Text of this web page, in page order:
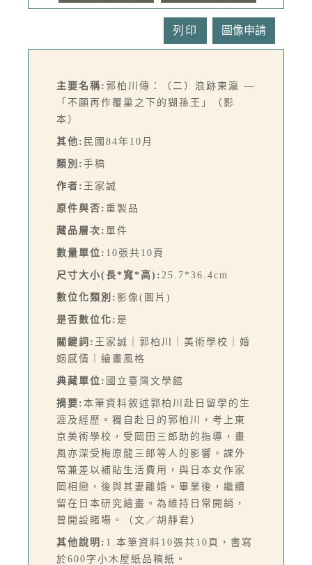
列印
主要名稱: 郭柏川傳：（二）浪跡東瀛 —
「不願再作覆巢之下的猢孫王」（影
本）
其他: 民國84年10月
類別: 手稿
作者: 王家誠
原件與否: 重製品
藏品層次: 單件
數量單位: 10張共10頁
尺寸大小(長*寬*高): 25.7*36.4cm
數位化類別: 影像(圖片)
是否數位化: 是
關鍵詞: 王家誠｜郭柏川｜美術學校｜婚
姻感情｜繪畫風格
典藏單位: 國立臺灣文學館
摘要: 本筆資料敘述郭柏川赴日留學的生
涯及經歷。獨自赴日的郭柏川，考上東
京美術學校，受岡田三郎助的指導，畫
風亦深受梅原龍三郎等人的影響。課外
常兼差以補貼生活費用，與日本女作家
岡相戀，後與其妻離婚。畢業後，繼續
留在日本研究繪畫。為維持日常開銷，
曾開設賭場。（文／胡靜君）
其他說明: 1.本筆資料10張共10頁，書寫
於600字小木屋紙品稿紙。